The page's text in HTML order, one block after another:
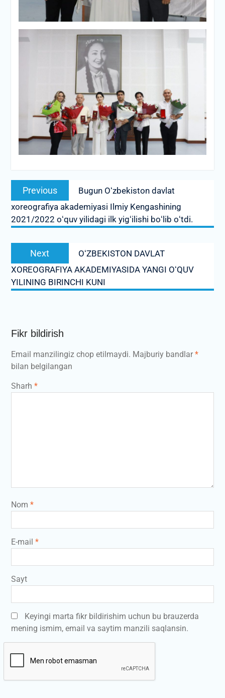
Post
menyusi
Previous
post:
Bugun Oʻzbekiston davlat
xoreografiya akademiyasi Ilmiy Kengashining
2021/2022 oʻquv yilidagi ilk yigʻilishi boʻlib oʻtdi.
Next
Next
post:
OʻZBEKISTON DAVLAT
XOREOGRAFIYA AKADEMIYASIDA YANGI OʻQUV
YILINING BIRINCHI KUNI
Fikr bildirish
Email manzilingiz chop etilmaydi. Majburiy bandlar*
bilan belgilangan
Sharh *
Nom *
E-mail *
Sayt
Keyingi marta fikr bildirishim uchun bu brauzerda
mening ismim, email va saytim manzili saqlansin.